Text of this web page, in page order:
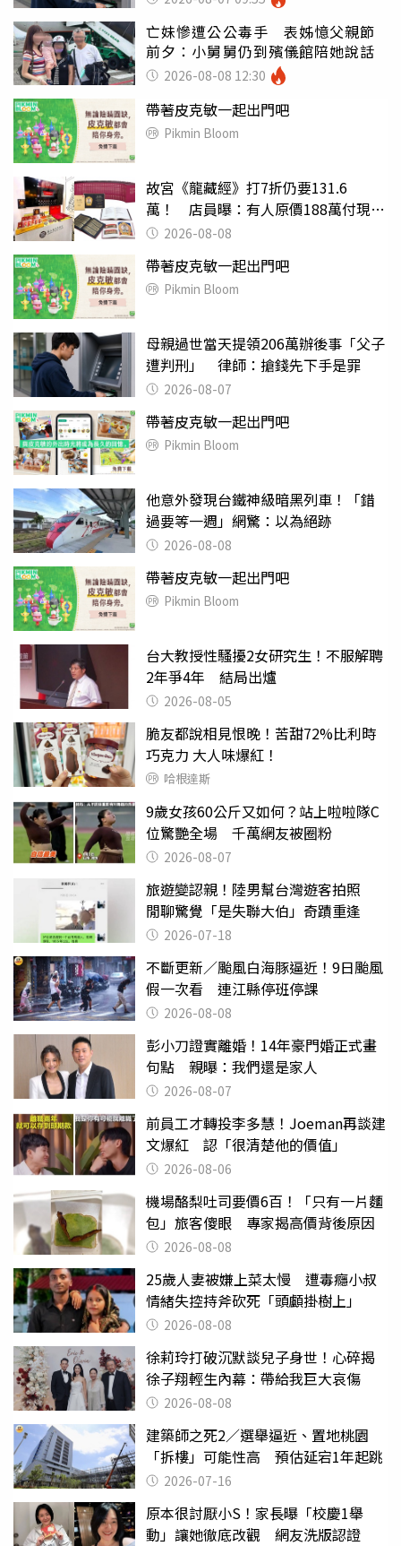
亡妹慘遭公公毒手 表姊憶父親節
前夕：小舅舅仍到殯儀館陪她說話
2026-08-08 12:30
帶著皮克敏一起出門吧
Pikmin Bloom
故宮《龍藏經》打7折仍要131.6
萬！ 店員曝：有人原價188萬付現購
買 2026-08-08
帶著皮克敏一起出門吧
Pikmin Bloom
母親過世當天提領206萬辦後事「父子
遭判刑」 律師：搶錢先下手是罪
2026-08-07
帶著皮克敏一起出門吧
Pikmin Bloom
他意外發現台鐵神級暗黑列車！「錯
過要等一週」網驚：以為絕跡
2026-08-08
帶著皮克敏一起出門吧
Pikmin Bloom
台大教授性騷擾2女研究生！不服解聘
2年爭4年 結局出爐
2026-08-05
脆友都說相見恨晚！苦甜72%比利時
巧克力 大人味爆紅！
哈根達斯
9歲女孩60公斤又如何？站上啦啦隊C
位驚艷全場 千萬網友被圈粉
2026-08-07
旅遊變認親！陸男幫台灣遊客拍照
閒聊驚覺「是失聯大伯」奇蹟重逢
2026-07-18
不斷更新／颱風白海豚逼近！9日颱風
假一次看 連江縣停班停課
2026-08-08
彭小刀證實離婚！14年豪門婚正式畫
句點 親曝：我們還是家人
2026-08-07
前員工才轉投李多慧！Joeman再談建
文爆紅 認「很清楚他的價值」
2026-08-06
機場酪梨吐司要價6百！「只有一片麵
包」旅客傻眼 專家揭高價背後原因
2026-08-08
25歲人妻被嫌上菜太慢 遭毒癮小叔
情緒失控持斧砍死「頭顱掛樹上」
2026-08-08
徐莉玲打破沉默談兒子身世！心碎揭
徐子翔輕生內幕：帶給我巨大哀傷
2026-08-08
建築師之死2／選舉逼近、置地桃園
「拆樓」可能性高 預估延宕1年起跳
2026-07-16
原本很討厭小S！家長曝「校慶1舉
動」讓她徹底改觀 網友洗版認證